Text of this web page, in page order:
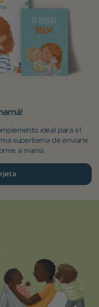
ideal para el
supertierna de enviarle
a mamá.